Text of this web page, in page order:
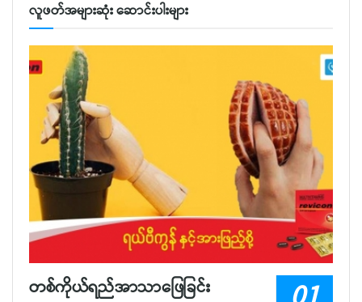
လူဖတ်အများဆုံး ဆောင်းပါးများ
တစ်ကိုယ်ရည်အာသာဖြေခြင်း